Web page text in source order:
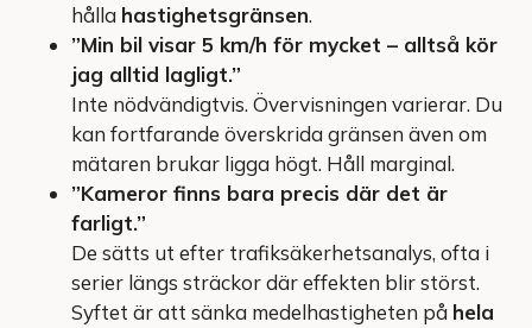
hålla hastighetsgränsen.
”Min bil visar 5 km/h för mycket – alltså kör
jag alltid lagligt.”
Inte nödvändigtvis. Övervisningen varierar. Du
kan fortfarande överskrida gränsen även om
mätaren brukar ligga högt. Håll marginal.
”Kameror finns bara precis där det är
farligt.”
De sätts ut efter trafiksäkerhetsanalys, ofta i
serier längs sträckor där effekten blir störst.
Syftet är att sänka medelhastigheten på hela